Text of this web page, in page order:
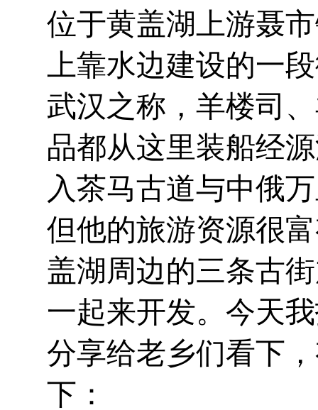
位于黄盖湖上游聂
上靠水边建设的一
武汉之称，羊楼司
品都从这里装船经
入茶马古道与中俄
但他的旅游资源很
盖湖周边的三条古
一起来开发。今天
分享给老乡们看下
下：